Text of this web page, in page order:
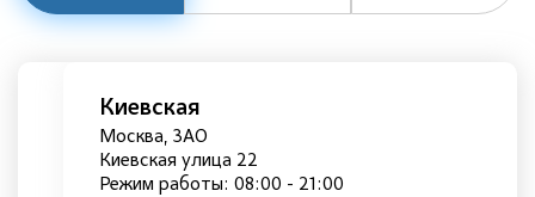
Киевская
Москва, ЗАО
Киевская улица 22
Режим работы: 08:00 - 21:00